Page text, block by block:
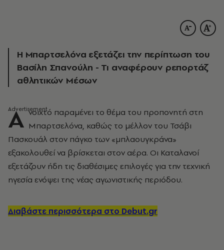
Η Μπαρτσελόνα εξετάζει την περίπτωση του
Βασίλη Σπανούλη - Τι αναφέρουν ρεπορτάζ
αθλητικών Μέσων
Α νοιχτό παραμένει το θέμα του προπονητή στη
Μπαρτσελόνα, καθώς το μέλλον του Τσάβι
Πασκουάλ στον πάγκο των «μπλαουγκράνα»
εξακολουθεί να βρίσκεται στον αέρα. Οι Καταλανοί
εξετάζουν ήδη τις διαθέσιμες επιλογές για την τεχνική
ηγεσία ενόψει της νέας αγωνιστικής περιόδου.
Διαβάστε περισσότερα στο Debut.gr